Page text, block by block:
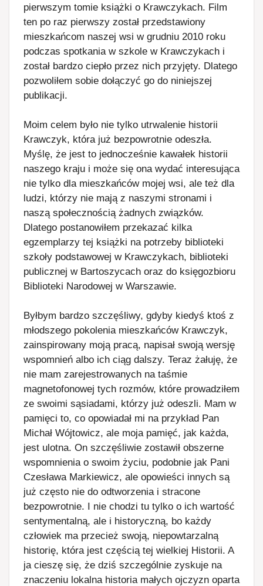
pierwszym tomie książki o Krawczykach. Film
ten po raz pierwszy został przedstawiony
mieszkańcom naszej wsi w grudniu 2010 roku
podczas spotkania w szkole w Krawczykach i
został bardzo ciepło przez nich przyjęty. Dlatego
pozwoliłem sobie dołączyć go do niniejszej
publikacji.
Moim celem było nie tylko utrwalenie historii
Krawczyk, która już bezpowrotnie odeszła.
Myślę, że jest to jednocześnie kawałek historii
naszego kraju i może się ona wydać interesująca
nie tylko dla mieszkańców mojej wsi, ale też dla
ludzi, którzy nie mają z naszymi stronami i
naszą społecznością żadnych związków.
Dlatego postanowiłem przekazać kilka
egzemplarzy tej książki na potrzeby biblioteki
szkoły podstawowej w Krawczykach, biblioteki
publicznej w Bartoszycach oraz do księgozbioru
Biblioteki Narodowej w Warszawie.
Byłbym bardzo szczęśliwy, gdyby kiedyś ktoś z
młodszego pokolenia mieszkańców Krawczyk,
zainspirowany moją pracą, napisał swoją wersję
wspomnień albo ich ciąg dalszy. Teraz żałuję, że
nie mam zarejestrowanych na taśmie
magnetofonowej tych rozmów, które prowadziłem
ze swoimi sąsiadami, którzy już odeszli. Mam w
pamięci to, co opowiadał mi na przykład Pan
Michał Wójtowicz, ale moja pamięć, jak każda,
jest ulotna. On szczęśliwie zostawił obszerne
wspomnienia o swoim życiu, podobnie jak Pani
Czesława Markiewicz, ale opowieści innych są
już często nie do odtworzenia i stracone
bezpowrotnie. I nie chodzi tu tylko o ich wartość
sentymentalną, ale i historyczną, bo każdy
człowiek ma przecież swoją, niepowtarzalną
historię, która jest częścią tej wielkiej Historii. A
ja cieszę się, że dziś szczególnie zyskuje na
znaczeniu lokalna historia małych ojczyzn oparta